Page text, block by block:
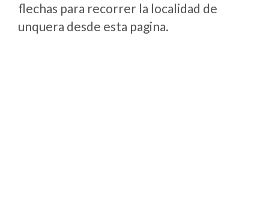
flechas para recorrer la localidad de
unquera desde esta pagina.